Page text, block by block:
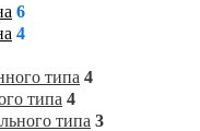
6
4
типа 4
типа 4
типа 3